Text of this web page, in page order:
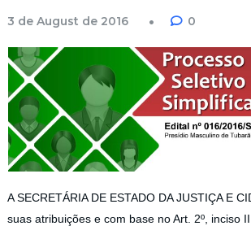
3 de August de 2016
0
A SECRETÁRIA DE ESTADO DA JUSTIÇA E
suas atribuições e com base no Art. 2º, inciso